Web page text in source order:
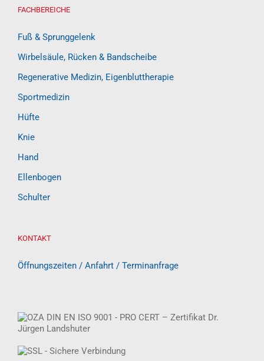
FACHBEREICHE
Fuß & Sprunggelenk
Wirbelsäule, Rücken & Bandscheibe
Regenerative Medizin, Eigenbluttherapie
Sportmedizin
Hüfte
Knie
Hand
Ellenbogen
Schulter
KONTAKT
Öffnungszeiten / Anfahrt / Terminanfrage